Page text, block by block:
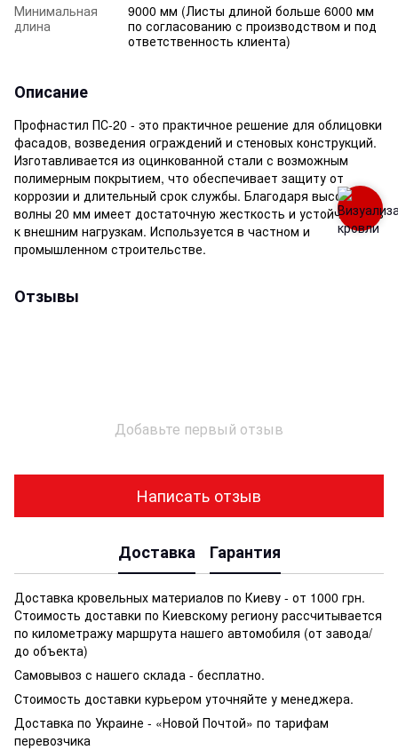
Минимальная
длина
9000 мм (Листы длиной больше 6000 мм
по согласованию с производством и под
ответственность клиента)
Описание
Профнастил ПС-20 - это практичное решение для облицовки
фасадов, возведения ограждений и стеновых конструкций.
Изготавливается из оцинкованной стали с возможным
полимерным покрытием, что обеспечивает защиту от
коррозии и длительный срок службы. Благодаря высоте
волны 20 мм имеет достаточную жесткость и устойчивость
к внешним нагрузкам. Используется в частном и
промышленном строительстве.
Отзывы
Добавьте первый отзыв
Написать отзыв
Доставка Гарантия
Доставка кровельных материалов по Киеву - от 1000 грн.
Стоимость доставки по Киевскому региону рассчитывается
по километражу маршрута нашего автомобиля (от завода/
до объекта)
Самовывоз с нашего склада - бесплатно.
Стоимость доставки курьером уточняйте у менеджера.
Доставка по Украине - «Новой Почтой» по тарифам
перевозчика